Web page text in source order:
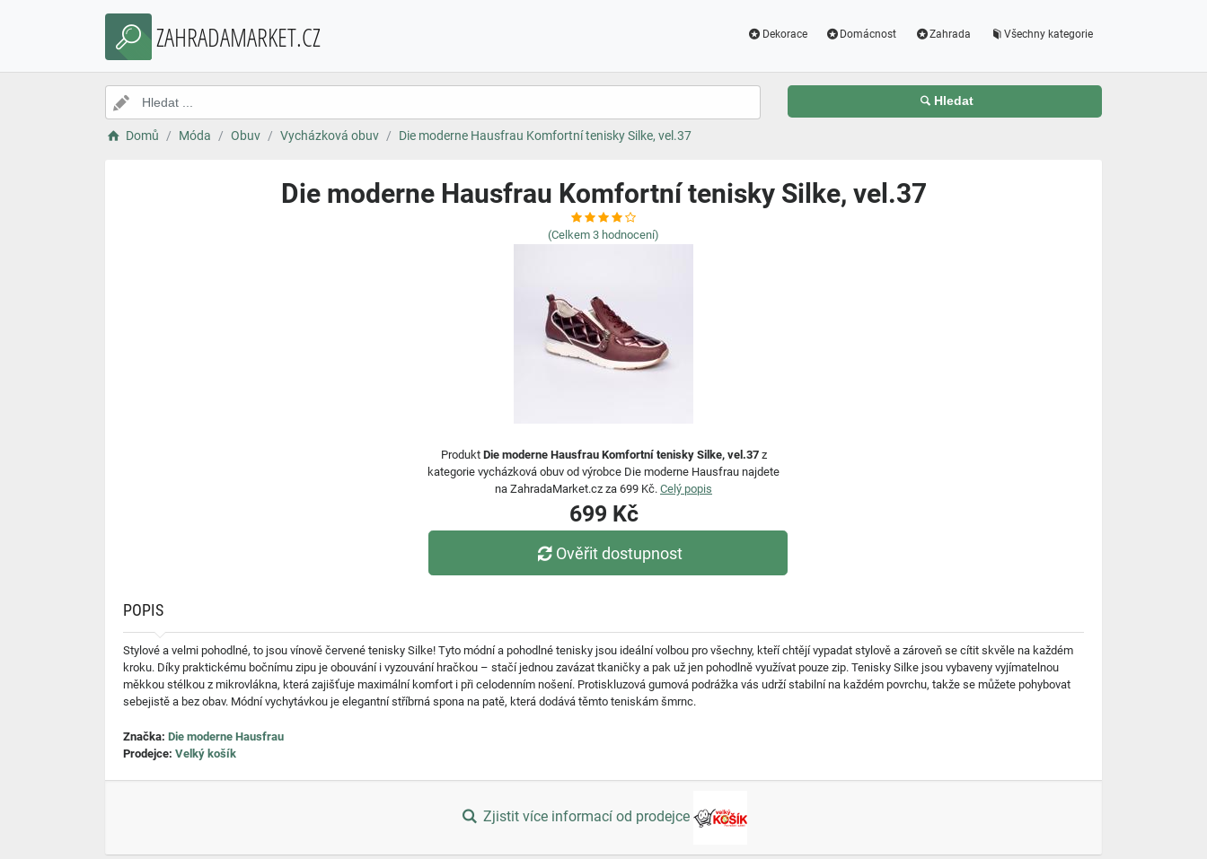
ZAHRADAMARKET.CZ Dekorace Domácnost Zahrada Všechny kategorie
Hledat
Domů Móda Obuv Vycházková obuv Die moderne Hausfrau Komfortní tenisky Silke, vel.37
Die moderne Hausfrau Komfortní tenisky Silke, vel.37
(Celkem 3 hodnocení)
Produkt Die moderne Hausfrau Komfortní tenisky Silke, vel.37z
kategorie vycházková obuv od výrobce Die moderne Hausfrau najdete
na ZahradaMarket.cz za 699 Kč. Celý popis
699 Kč
Ověřit dostupnost
POPIS
Stylové a velmi pohodlné, to jsou vínově červené tenisky Silke! Tyto módní a pohodlné tenisky jsou ideální volbou pro všechny, kteří chtějí vypadat stylově a zároveň se cítit skvěle na každém
kroku. Díky praktickému bočnímu zipu je obouvání i vyzouvání hračkou – stačí jednou zavázat tkaničky a pak už jen pohodlně využívat pouze zip. Tenisky Silke jsou vybaveny vyjímatelnou
měkkou stélkou z mikrovlákna, která zajišťuje maximální komfort i při celodenním nošení. Protiskluzová gumová podrážka vás udrží stabilní na každém povrchu, takže se můžete pohybovat
sebejistě a bez obav. Módní vychytávkou je elegantní stříbrná spona na patě, která dodává těmto teniskám šmrnc.
Značka: Die moderne Hausfrau
Prodejce: Velký košík
Zjistit více informací od prodejce